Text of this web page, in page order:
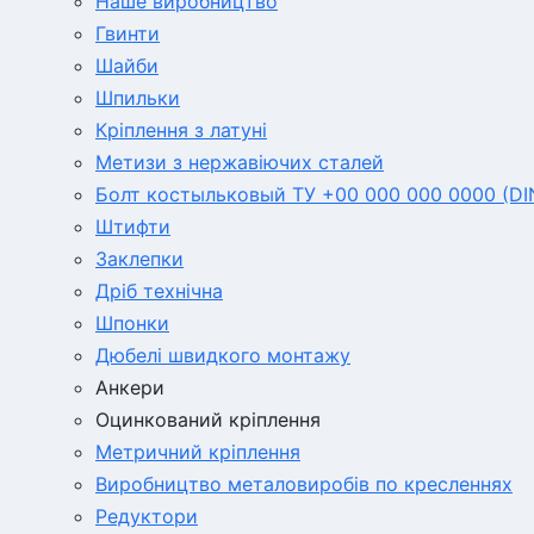
Гвинти
Шайби
Шпильки
Кріплення з латуні
Метизи з нержавіючих сталей
Болт костыльковый ТУ +00 000 000 0000
Штифти
Заклепки
Дріб технічна
Шпонки
Дюбелі швидкого монтажу
Анкери
Оцинкований кріплення
Метричний кріплення
Виробництво металовиробів по кресленнях
Редуктори